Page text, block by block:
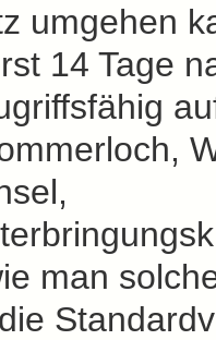
umgehen
14 Tage
man